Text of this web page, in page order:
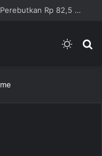
Lomba Gerak Jalan 17 Km: 32 Regu Perebutkan Rp 82,5 Juta
Switch